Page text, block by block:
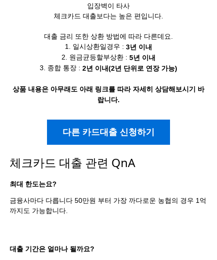
입장벽이 타사
체크카드 대출보다는 높은 편입니다.
대출 금리 또한 상환 방법에 따라 다른데요.
1. 일시상환일경우 : 3년 이내
2. 원금균등할부상환 : 5년 이내
3. 종합 통장 : 2년 이내(2년 단위로 연장 가능)
상품 내용은 아무래도 아래 링크를 따라 자세히 상담해보시기 바
랍니다.
다른 카드대출 신청하기
체크카드 대출 관련 QnA
최대 한도는요?
금융사마다 다릅니다 50만원 부터 가장 까다로운 농협의 경우 1억
까지도 가능합니다.
대출 기간은 얼마나 될까요?